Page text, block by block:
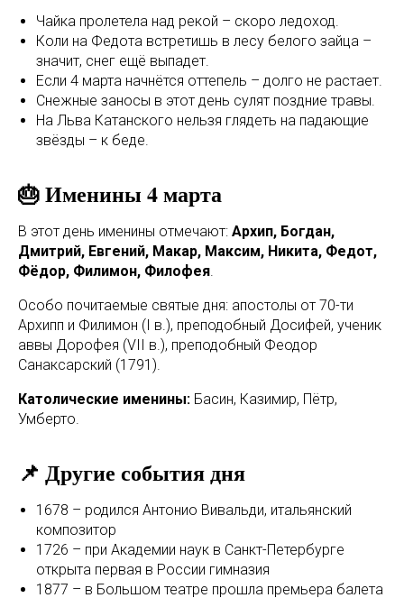
Чайка пролетела над рекой – скоро ледоход.
Коли на Федота встретишь в лесу белого зайца –
значит, снег ещё выпадет.
Если 4 марта начнётся оттепель – долго не растает.
Снежные заносы в этот день сулят поздние травы.
На Льва Катанского нельзя глядеть на падающие
звёзды – к беде.
🎂 Именины 4 марта
В этот день именины отмечают: Архип, Богдан,
Дмитрий, Евгений, Макар, Максим, Никита, Федот,
Фёдор, Филимон, Филофея.
Особо почитаемые святые дня: апостолы от 70-ти
Архипп и Филимон (I в.), преподобный Досифей, ученик
аввы Дорофея (VII в.), преподобный Феодор
Санаксарский (1791).
Католические именины: Басин, Казимир, Пётр,
Умберто.
📌 Другие события дня
1678 – родился Антонио Вивальди, итальянский
композитор
1726 – при Академии наук в Санкт-Петербурге
открыта первая в России гимназия
1877 – в Большом театре прошла премьера балета